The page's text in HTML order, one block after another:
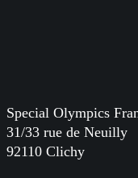
Special Olympics
31/33 rue de Neuilly
92110 Clichy